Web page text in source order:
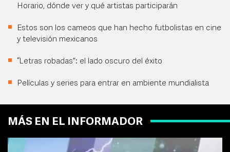
Horario, dónde ver y qué artistas participarán
Estos son los cameos que han hecho futbolistas en cine
y televisión mexicanos
“Letras robadas”: el lado oscuro del éxito
Películas y series para entrar en ambiente mundialista
MÁS EN EL INFORMADOR